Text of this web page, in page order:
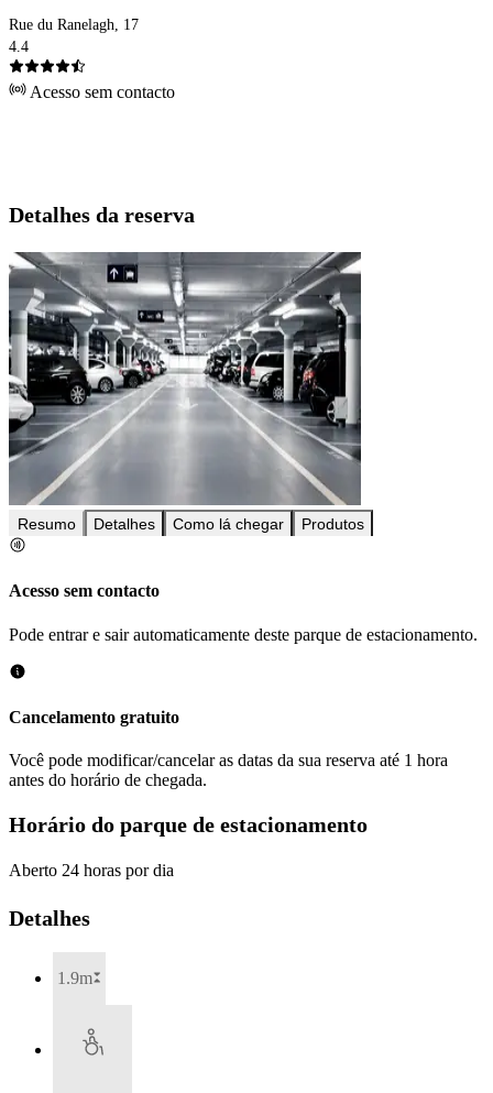
Rue du Ranelagh, 17
4.4
Acesso sem contacto
Detalhes da reserva
Resumo Detalhes Como lá chegar Produtos
Acesso sem contacto
Pode entrar e sair automaticamente deste parque de estacionamento.
Cancelamento gratuito
Você pode modificar/cancelar as datas da sua reserva até 1 hora
antes do horário de chegada.
Horário do parque de estacionamento
Aberto 24 horas por dia
Detalhes
1.9m